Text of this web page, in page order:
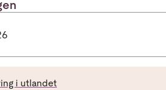
i utlandet